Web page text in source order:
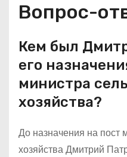
Вопрос-
Кем был
его
министра
хозяйства?
До назначения на пост
хозяйства Дмитрий